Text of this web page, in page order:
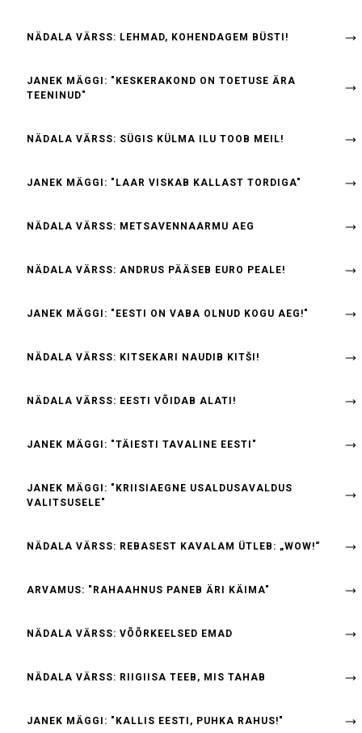
NÄDALA VÄRSS: LEHMAD, KOHENDAGEM BÜSTI!
JANEK MÄGGI: "KESKERAKOND ON TOETUSE ÄRA
TEENINUD"
NÄDALA VÄRSS: SÜGIS KÜLMA ILU TOOB MEIL!
JANEK MÄGGI: "LAAR VISKAB KALLAST TORDIGA"
NÄDALA VÄRSS: METSAVENNAARMU AEG
NÄDALA VÄRSS: ANDRUS PÄÄSEB EURO PEALE!
JANEK MÄGGI: "EESTI ON VABA OLNUD KOGU AEG!"
NÄDALA VÄRSS: KITSEKARI NAUDIB KITŠI!
NÄDALA VÄRSS: EESTI VÕIDAB ALATI!
JANEK MÄGGI: "TÄIESTI TAVALINE EESTI"
JANEK MÄGGI: "KRIISIAEGNE USALDUSAVALDUS
VALITSUSELE"
NÄDALA VÄRSS: REBASEST KAVALAM ÜTLEB: „WOW!“
ARVAMUS: "RAHAAHNUS PANEB ÄRI KÄIMA"
NÄDALA VÄRSS: VÕÕRKEELSED EMAD
NÄDALA VÄRSS: RIIGIISA TEEB, MIS TAHAB
JANEK MÄGGI: "KALLIS EESTI, PUHKA RAHUS!"